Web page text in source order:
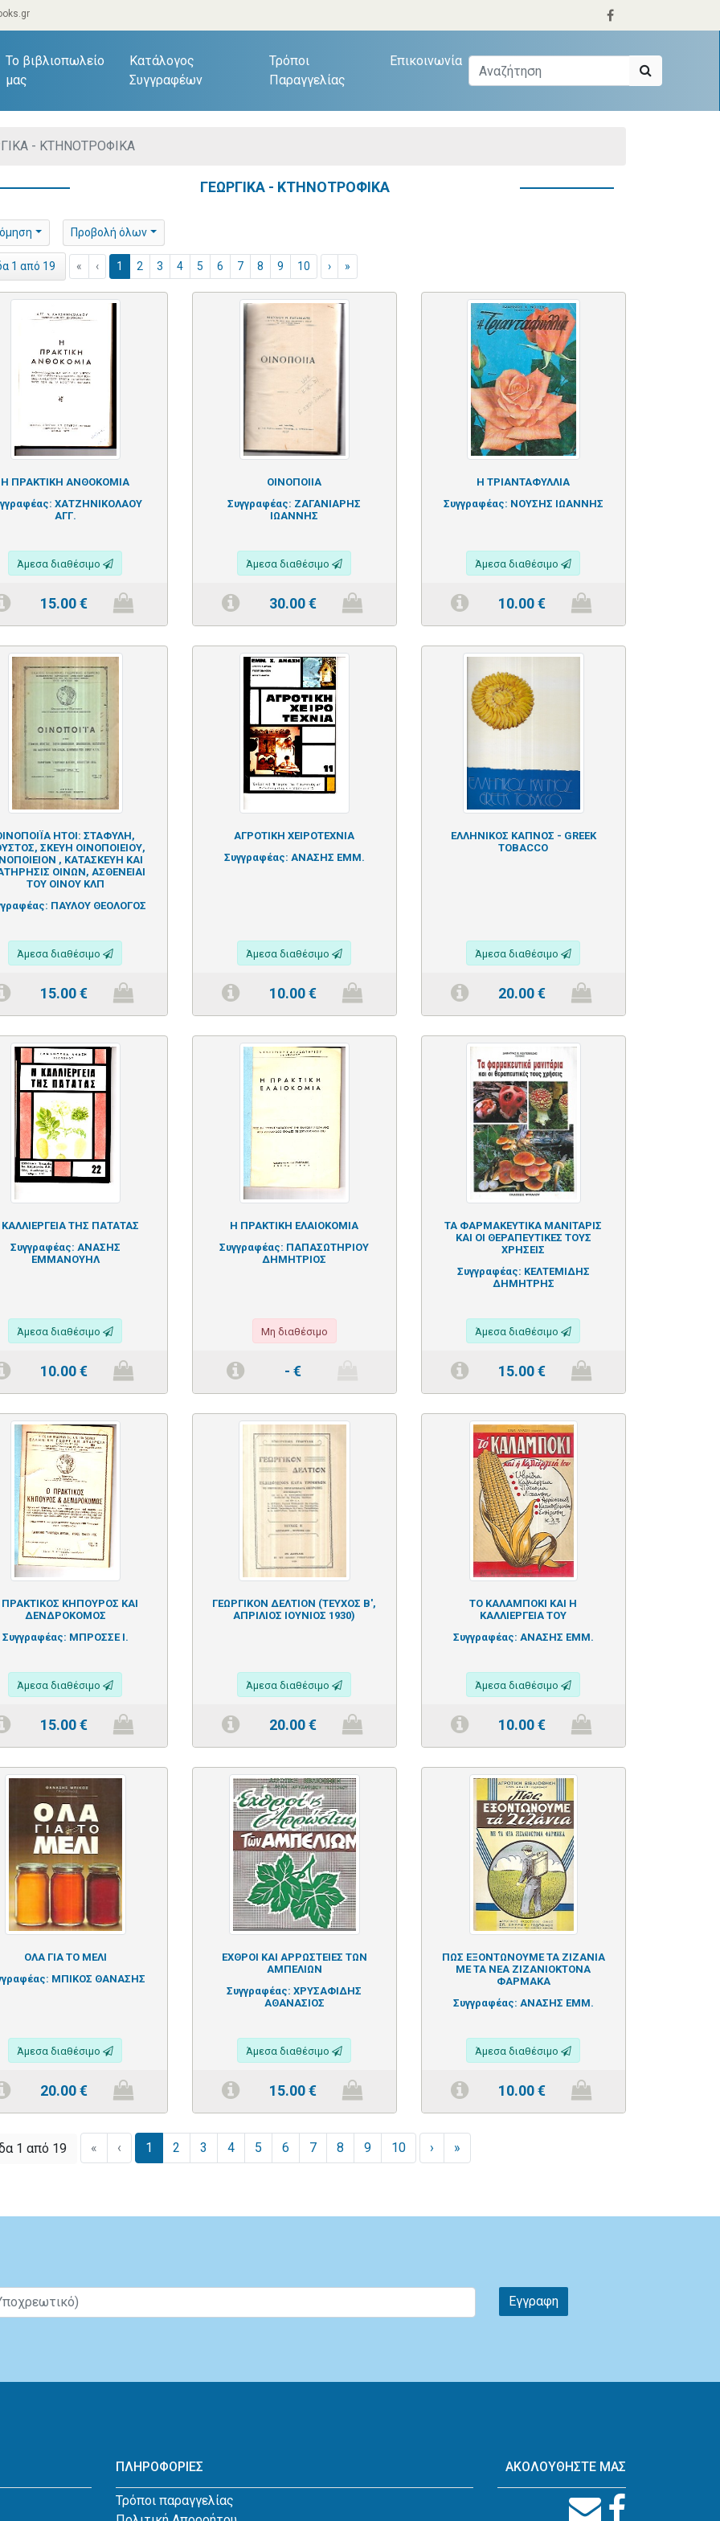
Το βιβλιοπωλείο
μας
Κατάλογος
Συγγραφέων
Τρόποι
Παραγγελίας
Επικοινωνία
- ΚΤΗΝΟΤΡΟΦΙΚΑ
ΓΕΩΡΓΙΚΑ - ΚΤΗΝΟΤΡΟΦΙΚΑ
Προβολή όλων
1 από 19 « ‹ 1 2 3 4 5 6 7 8 9 10 › »
Η ΠΡΑΚΤΙΚΗ ΑΝΘΟΚΟΜΙΑ
ΧΑΤΖΗΝΙΚΟΛΑΟΥ
ΑΓΓ.
Άμεσα διαθέσιμο
15.00€
ΟΙΝΟΠΟΙΙΑ
Συγγραφέας: ΖΑΓΑΝΙΑΡΗΣ
ΙΩΑΝΝΗΣ
Άμεσα διαθέσιμο
30.00€
Η ΤΡΙΑΝΤΑΦΥΛΛΙΑ
Συγγραφέας: ΝΟΥΣΗΣ ΙΩΑΝΝΗΣ
Άμεσα διαθέσιμο
10.00€
ΗΤΟΙ: ΣΤΑΦΥΛΗ,
ΣΚΕΥΗ ΟΙΝΟΠΟΙΕΙΟΥ,
, ΚΑΤΑΣΚΕΥΗ ΚΑΙ
ΟΙΝΩΝ, ΑΣΘΕΝΕΙΑΙ
ΤΟΥ ΟΙΝΟΥ ΚΛΠ
ΠΑΥΛΟΥ ΘΕΟΛΟΓΟΣ
Άμεσα διαθέσιμο
15.00€
ΑΓΡΟΤΙΚΗ ΧΕΙΡΟΤΕΧΝΙΑ
Συγγραφέας: ΑΝΑΣΗΣ ΕΜΜ.
Άμεσα διαθέσιμο
10.00€
ΕΛΛΗΝΙΚΟΣ ΚΑΠΝΟΣ - GREEK
TOBACCO
Άμεσα διαθέσιμο
20.00€
ΤΗΣ ΠΑΤΑΤΑΣ
Συγγραφέας: ΑΝΑΣΗΣ
ΕΜΜΑΝΟΥΗΛ
Άμεσα διαθέσιμο
10.00€
Η ΠΡΑΚΤΙΚΗ ΕΛΑΙΟΚΟΜΙΑ
Συγγραφέας: ΠΑΠΑΣΩΤΗΡΙΟΥ
ΔΗΜΗΤΡΙΟΣ
Μη διαθέσιμο
- €
ΤΑ ΦΑΡΜΑΚΕΥΤΙΚΑ ΜΑΝΙΤΑΡΙΣ
ΚΑΙ ΟΙ ΘΕΡΑΠΕΥΤΙΚΕΣ ΤΟΥΣ
ΧΡΗΣΕΙΣ
Συγγραφέας: ΚΕΛΤΕΜΙΔΗΣ
ΔΗΜΗΤΡΗΣ
Άμεσα διαθέσιμο
15.00€
ΠΡΑΚΤΙΚΟΣ ΚΗΠΟΥΡΟΣ ΚΑΙ
ΔΕΝΔΡΟΚΟΜΟΣ
Συγγραφέας: ΜΠΡΟΣΣΕ Ι.
Άμεσα διαθέσιμο
15.00€
ΓΕΩΡΓΙΚΟΝ ΔΕΛΤΙΟΝ (ΤΕΥΧΟΣ Β',
ΑΠΡΙΛΙΟΣ ΙΟΥΝΙΟΣ 1930)
Άμεσα διαθέσιμο
20.00€
ΤΟ ΚΑΛΑΜΠΟΚΙ ΚΑΙ Η
ΚΑΛΛΙΕΡΓΕΙΑ ΤΟΥ
Συγγραφέας: ΑΝΑΣΗΣ ΕΜΜ.
Άμεσα διαθέσιμο
10.00€
ΟΛΑ ΓΙΑ ΤΟ ΜΕΛΙ
ΜΠΙΚΟΣ ΘΑΝΑΣΗΣ
Άμεσα διαθέσιμο
20.00€
ΕΧΘΡΟΙ ΚΑΙ ΑΡΡΩΣΤΕΙΕΣ ΤΩΝ
ΑΜΠΕΛΙΩΝ
Συγγραφέας:ΧΡΥΣΑΦΙΔΗΣ
ΑΘΑΝΑΣΙΟΣ
Άμεσα διαθέσιμο
15.00€
ΠΩΣ ΕΞΟΝΤΩΝΟΥΜΕ ΤΑ ΖΙΖΑΝΙΑ
ΜΕ ΤΑ ΝΕΑ ΖΙΖΑΝΙΟΚΤΟΝΑ
ΦΑΡΜΑΚΑ
Συγγραφέας: ΑΝΑΣΗΣ ΕΜΜ.
Άμεσα διαθέσιμο
10.00€
1 από 19 « ‹ 1 2 3 4 5 6 7 8 9 10 › »
Εγγραφη
ΠΛΗΡΟΦΟΡΙΕΣ
Τρόποι παραγγελίας
ΑΚΟΛΟΥΘΗΣΤΕ ΜΑΣ